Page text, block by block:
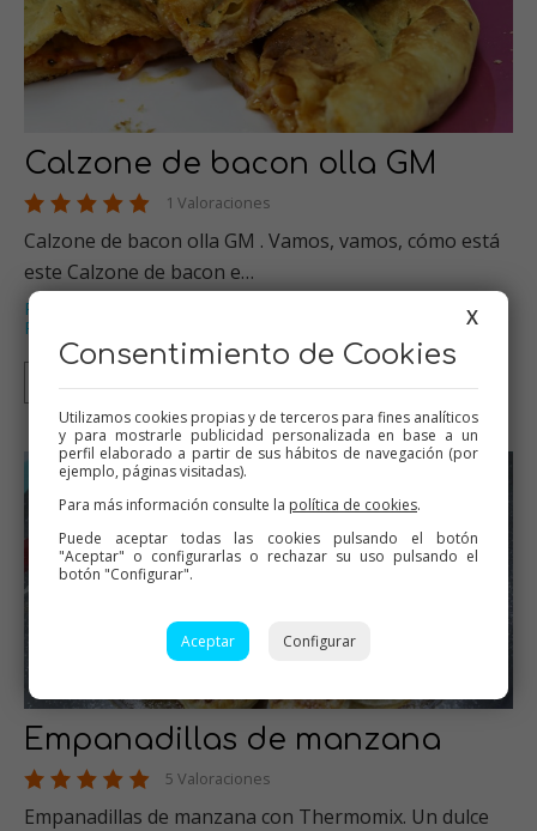
Calzone de bacon olla GM
1 Valoraciones
Calzone de bacon olla GM . Vamos, vamos, cómo está
este Calzone de bacon e…
Pizzas
Recetas para olla GM
Empanadillas de manzana
5 Valoraciones
Empanadillas de manzana con Thermomix. Un dulce
X
Consentimiento de Cookies
Utilizamos cookies propias y de terceros para fines analíticos
y para mostrarle publicidad personalizada en base a un
perfil elaborado a partir de sus hábitos de navegación (por
ejemplo, páginas visitadas).
Para más información consulte la política de cookies.
Puede aceptar todas las cookies pulsando el botón
"Aceptar" o configurarlas o rechazar su uso pulsando el
botón "Configurar".
Aceptar Configurar